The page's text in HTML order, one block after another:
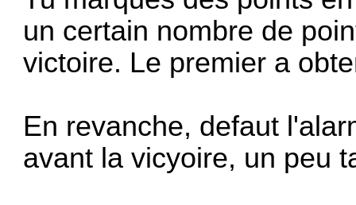
un certain nombre de
victoire. Le premier a
En revanche, defaut
avant la vicyoire, un peu